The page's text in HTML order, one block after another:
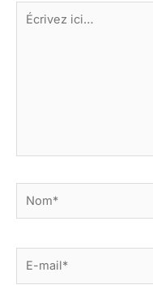
Écrivez
ici…
mail*